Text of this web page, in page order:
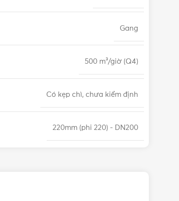
Gang
500 m³/giờ (Q4)
Có kẹp chì, chưa kiểm định
220mm (phi 220) - DN200